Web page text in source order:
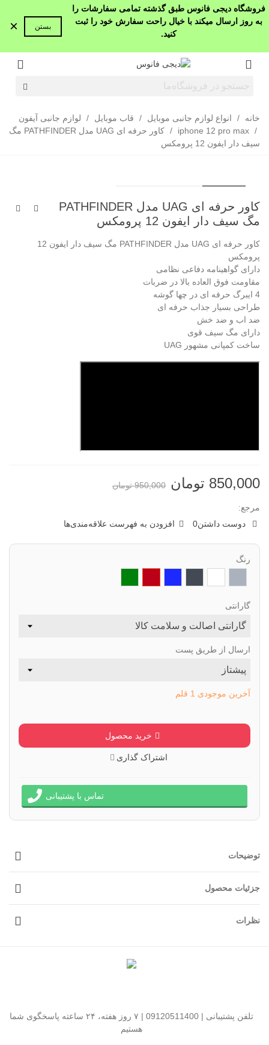
فروشگاه دیجی فانوس طبق گذشته تمامی سفارشات را
به روز ارسال میکند با خیال راحت سفارش خود را ثبت
کنید.
بستن ×
خانه / انواع لوازم جانبی موبایل / قاب موبایل /
لوازم جانبی آیفون
/
iphone 12 pro max
/
کاور حرفه ای UAG مدل PATHFINDER مگ
سیف دار ایفون 12 پرومکس
کاور حرفه ای UAG مدل PATHFINDER
مگ سیف دار ایفون 12 پرومکس
کاور حرفه ای UAG مدل PATHFINDER مگ سیف دار ایفون 12
پرومکس
دارای گواهینامه دفاعی نظامی
مقاومت فوق العاده بالا در ضربات
4 ایبرگ حرفه ای در چها گوشه
طراحی بسیار جذاب حرفه ای
ضد اب و ضد خش
دارای مگ سیف قوی
ساخت کمپانی مشهور UAG
850,000 تومان 950,000 تومان
مرجع:
دوست داشتن0 افزودن به فهرست علاقه‌مندی‌ها
رنگ
ای
تیره
گارانتی
ارسال از طریق پست
آخرین موجودی 1 قلم
خرید محصول
اشتراک گذاری
تماس با پشتیبانی
توضیحات
جزئیات محصول
نظرات
تلفن پشتیبانی | 09120511400 | ۷ روز هفته، ۲۴ ساعته پاسخگوی شما
هستیم